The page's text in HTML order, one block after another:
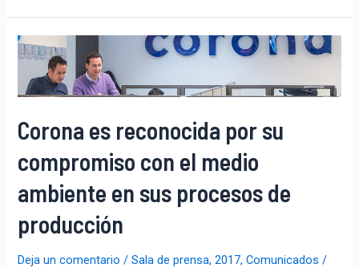
Corona es reconocida por su
compromiso con el medio
ambiente en sus procesos de
producción
Deja un comentario /Sala de prensa,2017,Comunicados /